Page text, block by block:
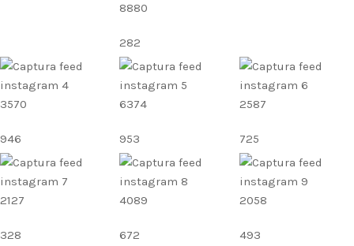
8880
282
3570
946
6374
953
2587
725
2127
328
4089
672
2058
493